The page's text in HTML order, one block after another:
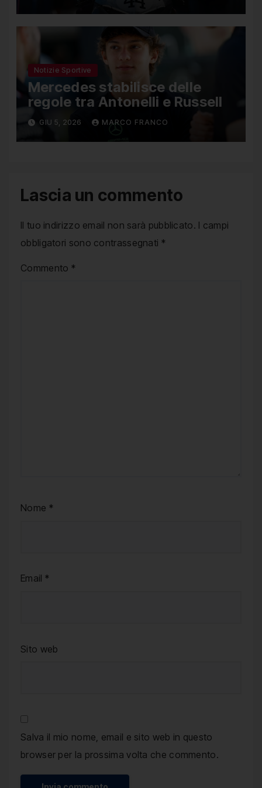
Notizie Sportive
Mercedes stabilisce delle
regole tra Antonelli e Russell
GIU 5, 2026 MARCO FRANCO
Lascia un commento
Il tuo indirizzo email non sarà pubblicato. I campi
obbligatori sono contrassegnati *
Commento *
Nome *
Email *
Sito web
Salva il mio nome, email e sito web in questo
browser per la prossima volta che commento.